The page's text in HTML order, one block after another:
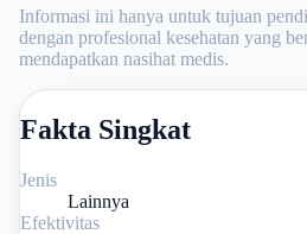
Informasi ini hanya untuk tujuan
dengan profesional kesehatan yang
mendapatkan nasihat medis.
Fakta Singkat
Jenis
Lainnya
Efektivitas